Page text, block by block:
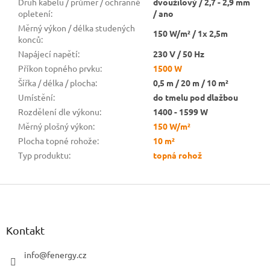
opletení:
/ ano
Měrný výkon / délka studených
konců:
150 W/m² / 1x 2,5m
Napájecí napětí:
230 V / 50 Hz
Příkon topného prvku:
1500 W
Šířka / délka / plocha:
0,5 m / 20 m / 10 m²
Umístění:
do tmelu pod dlažbou
Rozdělení dle výkonu:
1400 - 1599 W
Měrný plošný výkon:
150 W/m²
Plocha topné rohože:
10 m²
Typ produktu: topná rohož
Z
Kontakt
info@fenergy.cz